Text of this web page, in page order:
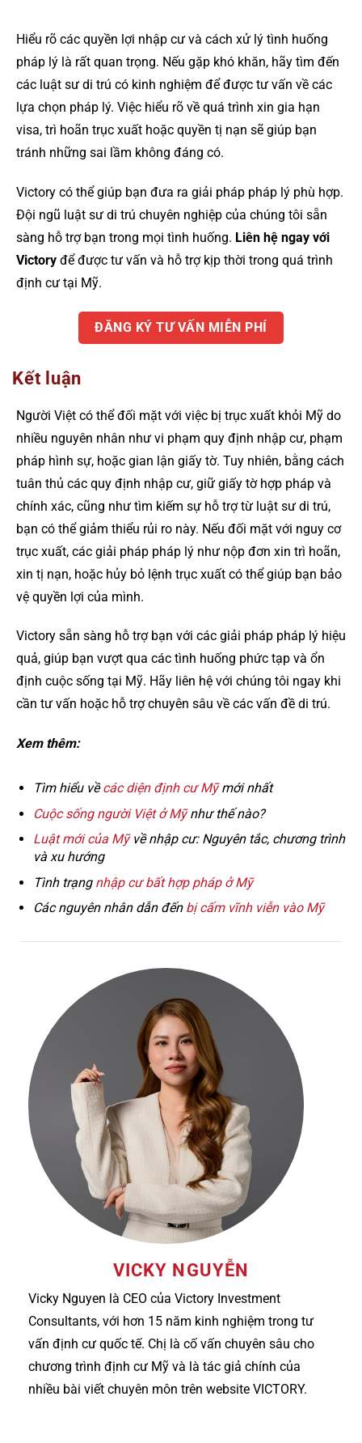
Hiểu rõ các quyền lợi nhập cư và cách xử lý tình huống
pháp lý là rất quan trọng. Nếu gặp khó khăn, hãy tìm đến
các luật sư di trú có kinh nghiệm để được tư vấn về các
lựa chọn pháp lý. Việc hiểu rõ về quá trình xin gia hạn
visa, trì hoãn trục xuất hoặc quyền tị nạn sẽ giúp bạn
tránh những sai lầm không đáng có​.
Victory có thể giúp bạn đưa ra giải pháp pháp lý phù hợp.
Đội ngũ luật sư di trú chuyên nghiệp của chúng tôi sẵn
sàng hỗ trợ bạn trong mọi tình huống. Liên hệ ngay với
Victory để được tư vấn và hỗ trợ kịp thời trong quá trình
định cư tại Mỹ.
ĐĂNG KÝ TƯ VẤN MIỄN PHÍ
Kết luận
Người Việt có thể đối mặt với việc bị trục xuất khỏi Mỹ do
nhiều nguyên nhân như vi phạm quy định nhập cư, phạm
pháp hình sự, hoặc gian lận giấy tờ. Tuy nhiên, bằng cách
tuân thủ các quy định nhập cư, giữ giấy tờ hợp pháp và
chính xác, cũng như tìm kiếm sự hỗ trợ từ luật sư di trú,
bạn có thể giảm thiểu rủi ro này. Nếu đối mặt với nguy cơ
trục xuất, các giải pháp pháp lý như nộp đơn xin trì hoãn,
xin tị nạn, hoặc hủy bỏ lệnh trục xuất có thể giúp bạn bảo
vệ quyền lợi của mình.
Victory sẵn sàng hỗ trợ bạn với các giải pháp pháp lý hiệu
quả, giúp bạn vượt qua các tình huống phức tạp và ổn
định cuộc sống tại Mỹ. Hãy liên hệ với chúng tôi ngay khi
cần tư vấn hoặc hỗ trợ chuyên sâu về các vấn đề di trú.
Xem thêm:
Tìm hiểu vềcác diện định cư Mỹmới nhất
Cuộc sống người Việt ở Mỹnhư thế nào?
Luật mới của Mỹvề nhập cư: Nguyên tắc, chương trình
và xu hướng
Tình trạng nhập cư bất hợp pháp ở Mỹ
Các nguyên nhân dẫn đến bị cấm vĩnh viễn vào Mỹ
VICKY NGUYỄN
Vicky Nguyen là CEO của Victory Investment
Consultants, với hơn 15 năm kinh nghiệm trong tư
vấn định cư quốc tế. Chị là cố vấn chuyên sâu cho
chương trình định cư Mỹ và là tác giả chính của
nhiều bài viết chuyên môn trên website VICTORY.